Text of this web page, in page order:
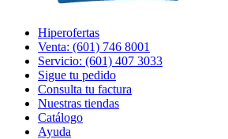
Hiperofertas
Venta: (601) 746 8001
Servicio: (601) 407 3033
Sigue tu pedido
Consulta tu factura
Nuestras tiendas
Catálogo
Ayuda